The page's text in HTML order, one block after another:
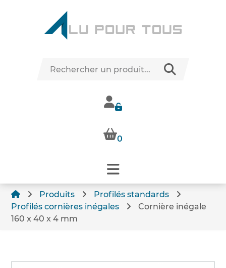
0
Produits
Profilés standards
Profilés cornières inégales
Cornière inégale
160 x 40 x 4 mm